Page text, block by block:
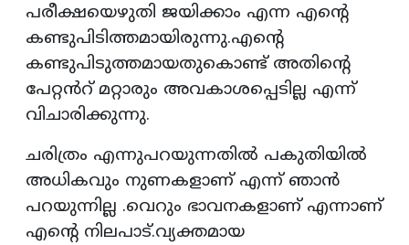
പരീക്ഷയെഴുതി ജയിക്കാം എന്ന എൻ്റെ
കണ്ടുപിടിത്തമായിരുന്നു.എൻ്റെ
കണ്ടുപിടുത്തമായതുകൊണ്ട് അതിൻ്റെ
പേറ്റൻറ് മറ്റാരും അവകാശപ്പെടില്ല എന്ന്
വിചാരിക്കുന്നു.
ചരിത്രം എന്നുപറയുന്നതിൽ പകുതിയിൽ
അധികവും നുണകളാണ് എന്ന് ഞാൻ
പറയുന്നില്ല .വെറും ഭാവനകളാണ് എന്നാണ്
എൻ്റെ നിലപാട്.വ്യക്തമായ